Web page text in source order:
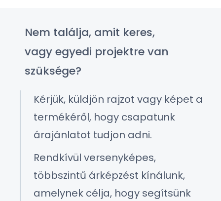
Nem találja, amit keres,
vagy egyedi projektre van
szüksége?
Kérjük, küldjön rajzot vagy képet a
termékéről, hogy csapatunk
árajánlatot tudjon adni.
Rendkívül versenyképes,
többszintű árképzést kínálunk,
amelynek célja, hogy segítsünk